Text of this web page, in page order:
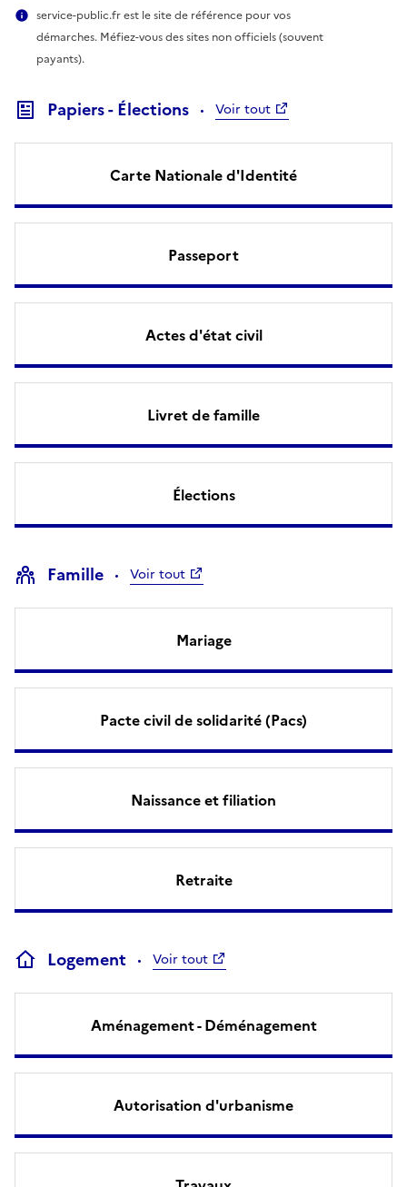
service-public.fr est le site de référence pour vos
démarches. Méfiez-vous des sites non officiels (souvent
payants).
Papiers - Élections Voir tout
Carte Nationale d'Identité
Passeport
Actes d'état civil
Livret de famille
Élections
Famille Voir tout
Mariage
Pacte civil de solidarité (Pacs)
Naissance et filiation
Retraite
Logement Voir tout
Aménagement - Déménagement
Autorisation d'urbanisme